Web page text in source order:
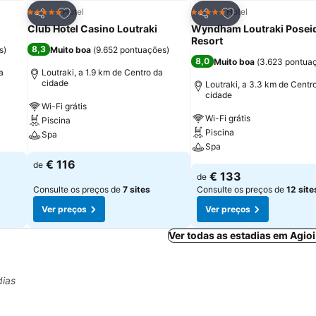
)
Partilhar
Adicionar aos favoritos
5 EstrelasHotel
Club Hotel Casino Loutraki
8,3 Muito boa (9.652 pontuações)
Loutraki, a 1.9 km de Centro da
cidade
Wi-Fi grátis
Piscina
Spa
de € 116
Consulte os preços de 7 sites
Ver preços
Partilhar
Adicionar aos
5 EstrelasHotel
Wyndham Loutraki
Resort
8,0 Muito boa (3.623
Loutraki, a 3.3 km de
cidade
Wi-Fi grátis
Piscina
Spa
de € 133
Consulte os preços de 12
Ver preços
Ver todas as estadias em